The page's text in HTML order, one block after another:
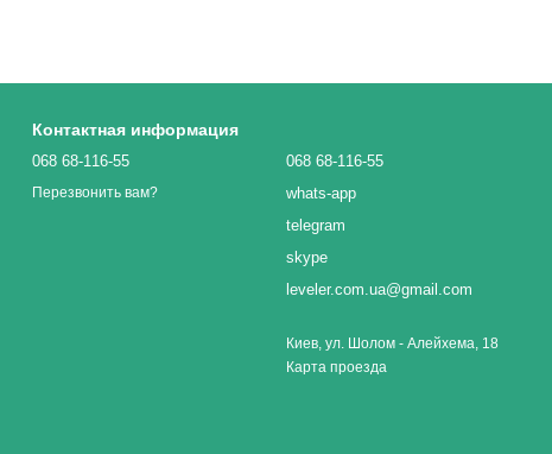
Контактная информация
068 68-116-55
Перезвонить вам?
068 68-116-55
whats-app
telegram
skype
leveler.com.ua@gmail.com
Киев, ул. Шолом - Алейхема, 18
Карта проезда